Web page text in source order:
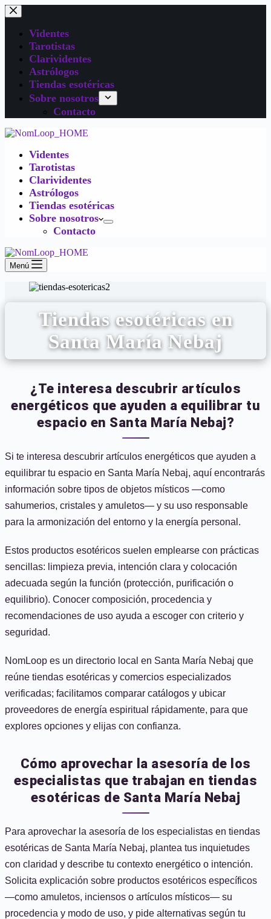
Videntes
Tarotistas
Clarividentes
Astrólogos
Tiendas esotéricas
Sobre nosotros
Contacto
Videntes
Tarotistas
Clarividentes
Astrólogos
Tiendas esotéricas
Sobre nosotros
Contacto
Menú
Tiendas esotéricas en
Santa María Nebaj
¿Te interesa descubrir artículos
energéticos que ayuden a equilibrar tu
espacio en Santa María Nebaj?
Si te interesa descubrir artículos energéticos que ayuden a
equilibrar tu espacio en Santa María Nebaj, aquí encontrarás
información sobre tipos de objetos místicos —como
sahumerios, cristales y amuletos— y su uso responsable
para la armonización del entorno y la energía personal.
Estos productos esotéricos suelen emplearse con prácticas
sencillas: limpieza previa, intención clara y colocación
adecuada según la función (protección, purificación o
equilibrio). Conocer composición, procedencia y
recomendaciones de uso ayuda a escoger con criterio y
seguridad.
NomLoop es un directorio local en Santa María Nebaj que
reúne tiendas esotéricas y comercios especializados
verificadas; facilitamos comparar catálogos y ubicar
proveedores de energía espiritual rápidamente, para que
explores opciones y elijas con confianza.
Cómo aprovechar la asesoría de los
especialistas que trabajan en tiendas
esotéricas de Santa María Nebaj
Para aprovechar la asesoría de los especialistas en tiendas
esotéricas de Santa María Nebaj, plantea tus inquietudes
con claridad y describe tu contexto energético o intención.
Solicita explicación sobre productos esotéricos específicos
—como amuletos, inciensos o artículos místicos— su
procedencia y modo de uso, y pide alternativas según tu